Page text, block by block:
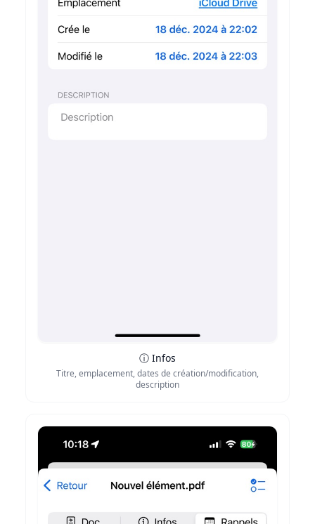
ⓘ Infos
Titre, emplacement, dates de création/modification,
description